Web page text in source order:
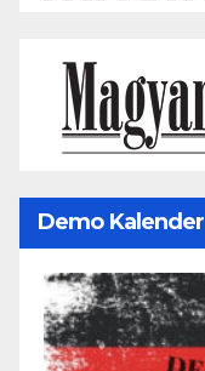
Demo Kalender